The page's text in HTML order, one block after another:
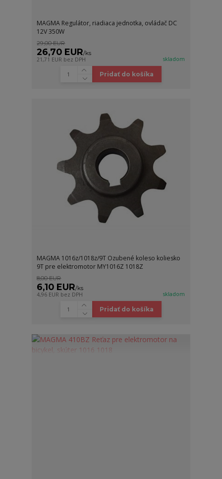
MAGMA Regulátor, riadiaca jednotka, ovládač DC
12V 350W
29,00 EUR
26,70 EUR/ks
21,71 EUR bez DPH skladom
Pridať do košíka
MAGMA 1016z/1018z/9T Ozubené koleso koliesko
9T pre elektromotor MY1016Z 1018Z
8,00 EUR
6,10 EUR/ks
4,96 EUR bez DPH skladom
Pridať do košíka